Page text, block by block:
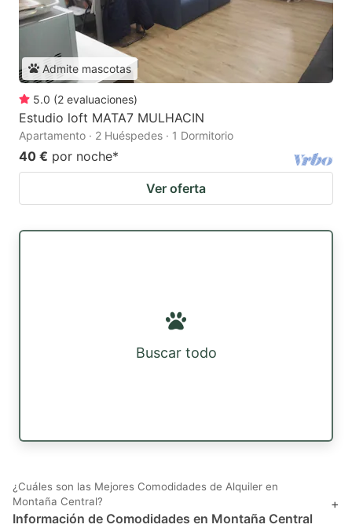
Admite mascotas
5.0 (2 evaluaciones)
Estudio loft MATA7 MULHACIN
Apartamento · 2 Huéspedes · 1 Dormitorio
40 € por noche*
Ver oferta
Buscar todo
¿Cuáles son las Mejores Comodidades de Alquiler en
Montaña Central?
Información de Comodidades en Montaña Central
+